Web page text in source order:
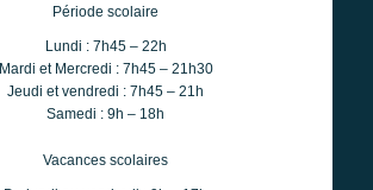
Période scolaire
Lundi : 7h45 – 22h
Mardi et Mercredi : 7h45 – 21h30
Jeudi et vendredi : 7h45 – 21h
Samedi : 9h – 18h
Vacances scolaires